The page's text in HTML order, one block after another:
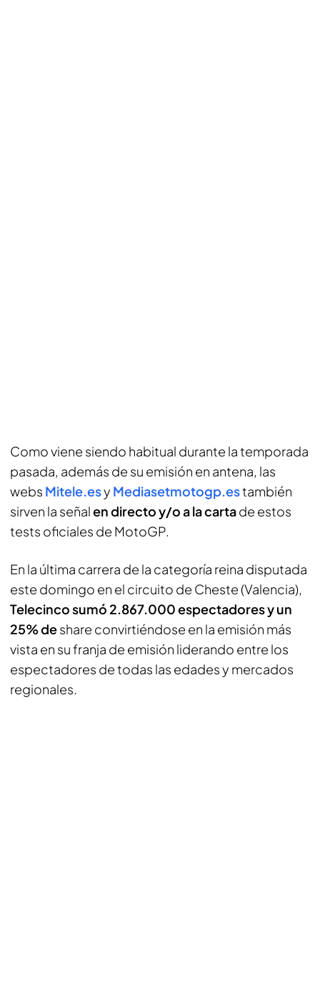
Como viene siendo habitual durante la temporada
pasada, además de su emisión en antena, las
webs Mitele.esy Mediasetmotogp.estambién
sirven la señalen directo y/o a la cartade estos
tests oficiales de MotoGP.
En la última carrera de la categoría reina disputada
este domingo en el circuito de Cheste (Valencia),
Telecinco sumó 2.867.000 espectadores y un
25% deshare convirtiéndose en la emisión más
vista en su franja de emisión liderando entre los
espectadores de todas las edades y mercados
regionales.